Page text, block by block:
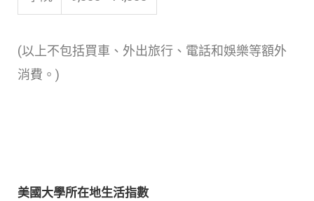
(以上不包括買車、外出旅行、電話和娛樂等額外
消費。)
美國大學所在地生活指數